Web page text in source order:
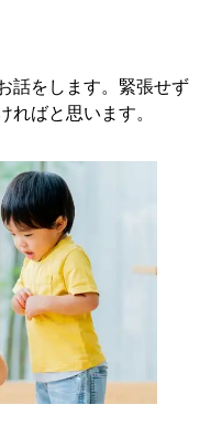
話をします。緊張せず
ばと思います。